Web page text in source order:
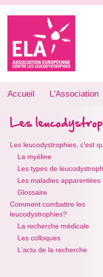
Accueil L'Association
Les
Les leucodystrophies, c'est
La myéline
Les types de
Les maladies apparentées
Glossaire
Comment combattre les
leucodystrophies?
La recherche médicale
Les colloques
L'actu de la recherche